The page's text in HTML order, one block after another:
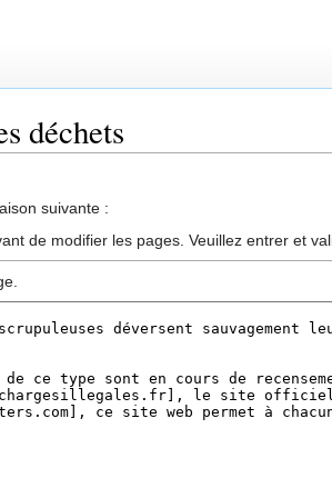
déchets
suivante :
de modifier les pages. Veuillez entrer et